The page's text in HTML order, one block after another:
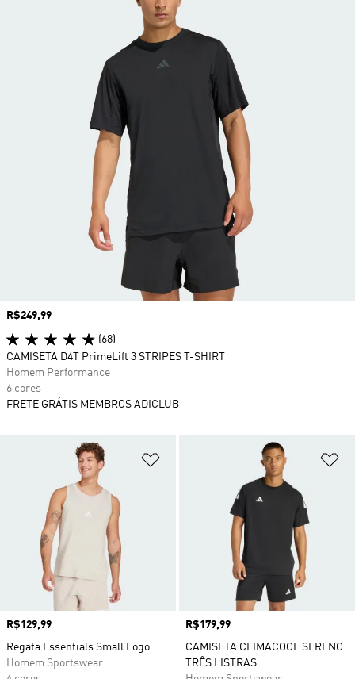
Adicionar à Lista de Desejos
Preço
R$129,99
Regata Essentials Small Logo
Homem Sportswear
Preço
R$179,99
CAMISETA CLIMACOOL SERENO
TRÊS LISTRAS
Preço
R$249,99
(68)
CAMISETA D4T PrimeLift 3 STRIPES T-SHIRT
Homem Performance
6 cores
FRETE GRÁTIS MEMBROS ADICLUB